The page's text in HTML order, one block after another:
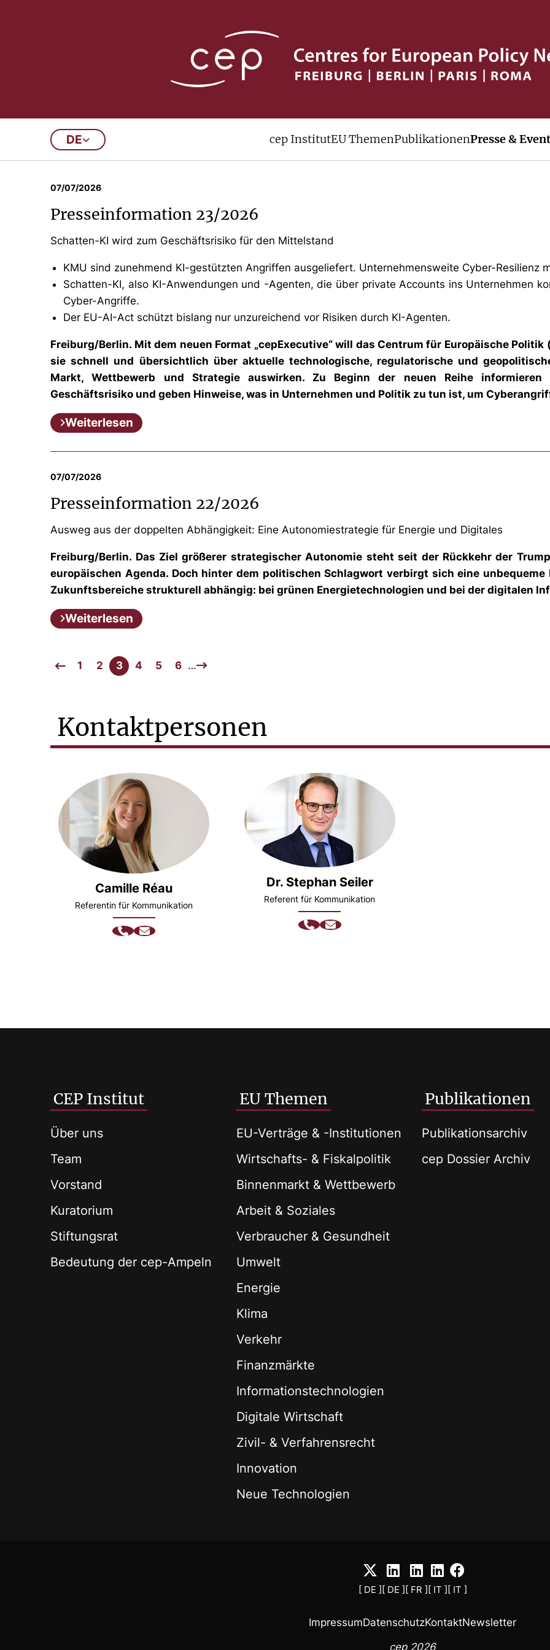
DE cep InstitutEU ThemenPublikationenPresse &
Presseinformationen
1 2
07/07/2026
Presseinformation 23/2026
Schatten-KI wird zum Geschäftsrisiko für den Mittelstand
KMU sind zunehmend KI-gestützten Angriffen ausgeliefert. Unternehmensweite Cyber-Resilienz
Schatten-KI, also KI-Anwendungen und -Agenten, die über private Accounts ins Unternehmen
Cyber-Angriffe.
Der EU-AI-Act schützt bislang nur unzureichend vor Risiken durch KI-Agenten.
Freiburg/Berlin. Mit dem neuen Format „cepExecutive“ will das Centrum für Europäische
sie schnell und übersichtlich über aktuelle technologische, regulatorische und
Markt, Wettbewerb und Strategie auswirken. Zu Beginn der neuen Reihe
Geschäftsrisiko und geben Hinweise, was in Unternehmen und Politik zu tun ist, um
Weiterlesen
07/07/2026
Presseinformation 22/2026
Ausweg aus der doppelten Abhängigkeit: Eine Autonomiestrategie für Energie und Digitales
Freiburg/Berlin. Das Ziel größerer strategischer Autonomie steht seit der Rückkehr der
europäischen Agenda. Doch hinter dem politischen Schlagwort verbirgt sich eine
Zukunftsbereiche strukturell abhängig: bei grünen Energietechnologien und bei der digitalen
Weiterlesen
1 2 3 4 5 6 …
Kontaktpersonen
Camille Réau
Referentin für Kommunikation
Dr. Stephan Seiler
Referent für Kommunikation
CEP Institut
Über uns
Team
Vorstand
Kuratorium
Stiftungsrat
Bedeutung der cep-Ampeln
EU Themen
EU-Verträge & -Institutionen
Wirtschafts- & Fiskalpolitik
Binnenmarkt & Wettbewerb
Arbeit & Soziales
Verbraucher & Gesundheit
Umwelt
Energie
Klima
Verkehr
Finanzmärkte
Informationstechnologien
Digitale Wirtschaft
Zivil- & Verfahrensrecht
Innovation
Neue Technologien
Publikationen
Publikationsarchiv
cep Dossier Archiv
[ DE ][ DE ][ FR ][ IT ][ IT ]
ImpressumDatenschutzKontaktNewsletter
cep 2026